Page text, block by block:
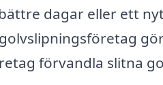
dagar eller ett
förvandla slitna